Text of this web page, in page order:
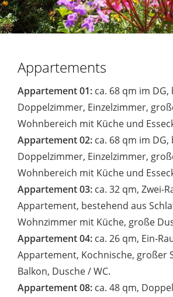
Appartements
Appartement 01: ca. 68 qm im
Doppelzimmer, Einzelzimmer,
Wohnbereich mit Küche und
Appartement 02: ca. 68 qm im
Doppelzimmer, Einzelzimmer,
Wohnbereich mit Küche und
Appartement 03: ca. 32 qm, Zwei-
Appartement, bestehend aus
Wohnzimmer mit Küche, große
Appartement 04: ca. 26 qm, Ein-
Appartement, Kochnische, großer
Balkon, Dusche / WC.
Appartement 08: ca. 48 qm,